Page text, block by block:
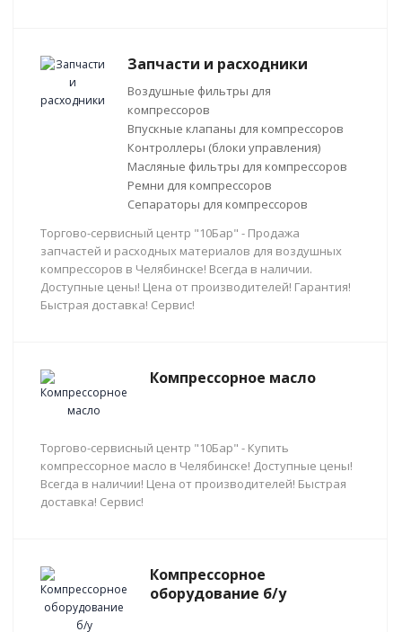
Запчасти и расходники
Воздушные фильтры для
компрессоров
Впускные клапаны для компрессоров
Контроллеры (блоки управления)
Масляные фильтры для компрессоров
Ремни для компрессоров
Сепараторы для компрессоров
Торгово-сервисный центр "10Бар" - Продажа
запчастей и расходных материалов для воздушных
компрессоров в Челябинске! Всегда в наличии.
Доступные цены! Цена от производителей! Гарантия!
Быстрая доставка! Сервис!
Компрессорное масло
Торгово-сервисный центр "10Бар" - Купить
компрессорное масло в Челябинске! Доступные цены!
Всегда в наличии! Цена от производителей! Быстрая
доставка! Сервис!
Компрессорное
оборудование б/у